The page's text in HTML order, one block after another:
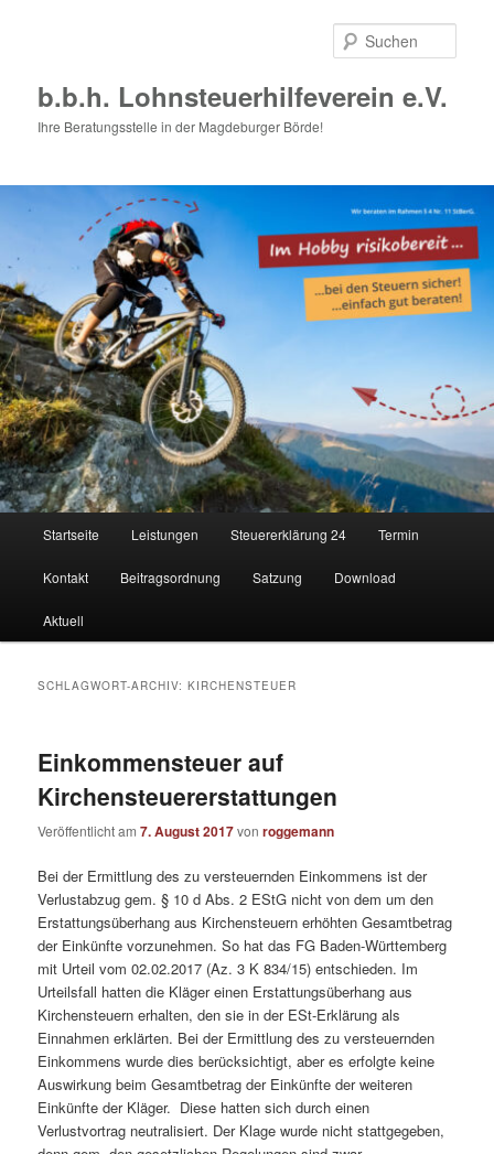
b.b.h. Lohnsteuerhilfeverein e.V.
Ihre Beratungsstelle in der Magdeburger Börde!
Startseite Leistungen Steuererklärung 24 Termin
Kontakt Beitragsordnung Satzung Download
Aktuell
SCHLAGWORT-ARCHIV:KIRCHENSTEUER
Einkommensteuer auf
Kirchensteuererstattungen
Veröffentlicht am7. August 2017vonroggemann
Bei der Ermittlung des zu versteuernden Einkommens ist der
Verlustabzug gem. § 10 d Abs. 2 EStG nicht von dem um den
Erstattungsüberhang aus Kirchensteuern erhöhten Gesamtbetrag
der Einkünfte vorzunehmen. So hat das FG Baden-Württemberg
mit Urteil vom 02.02.2017 (Az. 3 K 834/15) entschieden. Im
Urteilsfall hatten die Kläger einen Erstattungsüberhang aus
Kirchensteuern erhalten, den sie in der ESt-Erklärung als
Einnahmen erklärten. Bei der Ermittlung des zu versteuernden
Einkommens wurde dies berücksichtigt, aber es erfolgte keine
Auswirkung beim Gesamtbetrag der Einkünfte der weiteren
Einkünfte der Kläger. Diese hatten sich durch einen
Verlustvortrag neutralisiert. Der Klage wurde nicht stattgegeben,